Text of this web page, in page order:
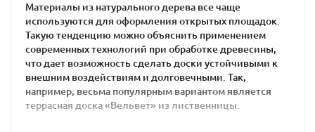
Материалы из натурального дерева все чаще
используются для оформления открытых площадок.
Такую тенденцию можно объяснить применением
современных технологий при обработке древесины,
что дает возможность сделать доски устойчивыми к
внешним воздействиям и долговечными. Так,
например, весьма популярным вариантом является
террасная доска «Вельвет» из лиственницы.